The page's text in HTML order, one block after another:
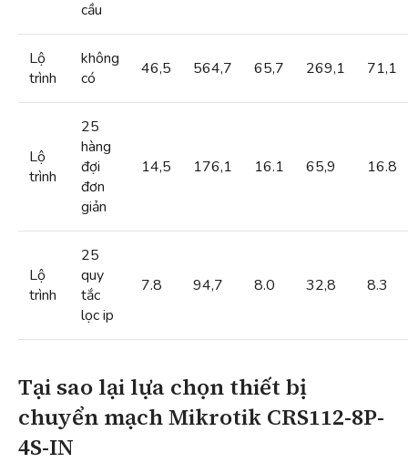
cầu
Lộ
trình
không
có
46,5 564,7 65,7 269,1 71,1
Lộ
trình
25
hàng
đợi
đơn
giản
14,5 176,1 16.1 65,9 16.8
Lộ
trình
25
quy
tắc
lọc ip
7.8 94,7 8.0 32,8 8.3
Tại sao lại lựa chọn thiết bị
chuyển mạch Mikrotik CRS112-8P-
4S-IN